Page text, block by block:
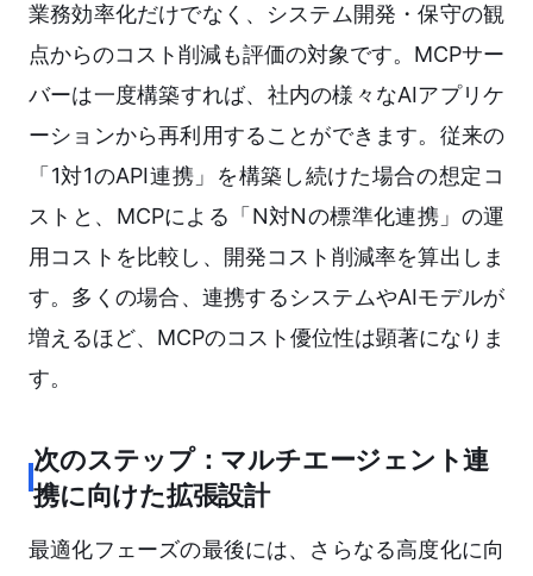
業務効率化だけでなく、システム開発・保守の観
点からのコスト削減も評価の対象です。MCPサー
バーは一度構築すれば、社内の様々なAIアプリケ
ーションから再利用することができます。従来の
「1対1のAPI連携」を構築し続けた場合の想定コ
ストと、MCPによる「N対Nの標準化連携」の運
用コストを比較し、開発コスト削減率を算出しま
す。多くの場合、連携するシステムやAIモデルが
増えるほど、MCPのコスト優位性は顕著になりま
す。
次のステップ：マルチエージェント連
携に向けた拡張設計
最適化フェーズの最後には、さらなる高度化に向